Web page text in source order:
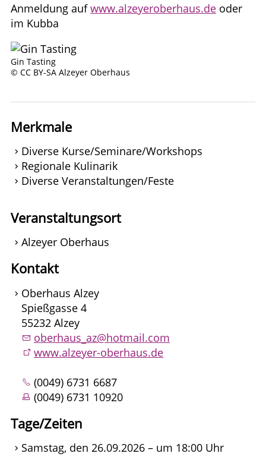
Anmeldung aufwww.alzeyeroberhaus.de oder
im Kubba
Gin Tasting
© CC BY-SA Alzeyer Oberhaus
Merkmale
Diverse Kurse/Seminare/Workshops
Regionale Kulinarik
Diverse Veranstaltungen/Feste
Veranstaltungsort
Alzeyer Oberhaus
Kontakt
Oberhaus Alzey
Spießgasse 4
55232 Alzey
oberhaus_az@hotmail.com
www.alzeyer-oberhaus.de
(0049) 6731 6687
(0049) 6731 10920
Tage/Zeiten
Samstag, den 26.09.2026 – um 18:00 Uhr